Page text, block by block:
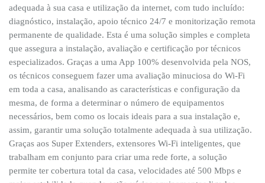
adequada à sua casa e utilização da internet, com tudo incluído:
diagnóstico, instalação, apoio técnico 24/7 e monitorização remota
permanente de qualidade. Esta é uma solução simples e completa
que assegura a instalação, avaliação e certificação por técnicos
especializados. Graças a uma App 100% desenvolvida pela NOS,
os técnicos conseguem fazer uma avaliação minuciosa do Wi-Fi
em toda a casa, analisando as características e configuração da
mesma, de forma a determinar o número de equipamentos
necessários, bem como os locais ideais para a sua instalação e,
assim, garantir uma solução totalmente adequada à sua utilização.
Graças aos Super Extenders, extensores Wi-Fi inteligentes, que
trabalham em conjunto para criar uma rede forte, a solução
permite ter cobertura total da casa, velocidades até 500 Mbps e